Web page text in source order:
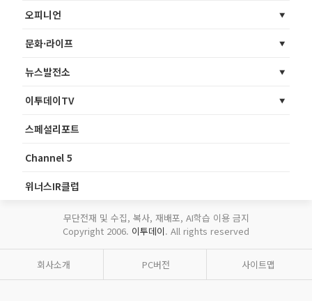
오피니언
문화·라이프
뉴스발전소
이투데이TV
스페셜리포트
Channel 5
위너스IR클럽
무단전재 및 수집, 복사, 재배포, AI학습 이용 금지
Copyright 2006. 이투데이. All rights reserved
회사소개 PC버전 사이트맵